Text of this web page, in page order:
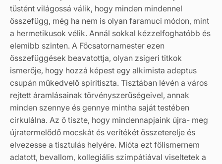
tüstént világossá válik, hogy minden mindennel
összefügg, még ha nem is olyan faramuci módon, mint
a hermetikusok vélik. Annál sokkal kézzelfoghatóbb és
elemibb szinten. A Főcsatornamester ezen
összefüggések beavatottja, olyan zsigeri titkok
ismerője, hogy hozzá képest egy alkimista adeptus
csupán műkedvelő spiritiszta. Tisztában lévén a város
rejtett áramlásainak törvényszerűségeivel, annak
minden szennye és gennye mintha saját testében
cirkulálna. Az ő tiszte, hogy mindennapjaink újra- meg
újratermelődő mocskát és verítékét összeterelje és
elvezesse a tisztulás helyére. Mióta ezt fölismernem
adatott, bevallom, kollegiális szimpátiával viseltetek a